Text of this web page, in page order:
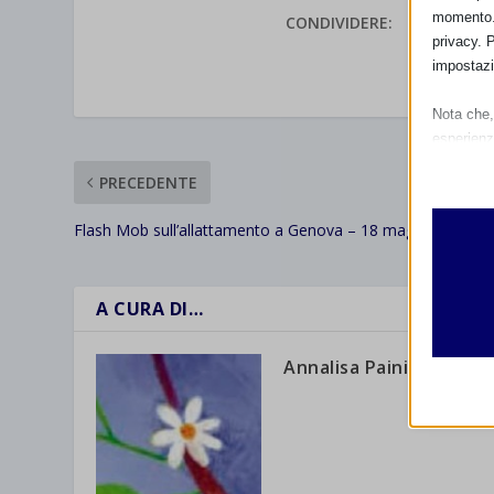
CONDIVIDERE:
PRECEDENTE
Flash Mob sull’allattamento a Genova – 18 maggio 2014
A CURA DI…
Annalisa Paini
privacy.
Nota
I
Altri